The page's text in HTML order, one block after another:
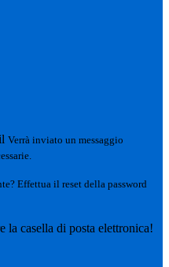
Verrà inviato un messaggio
Effettua il reset della password
la casella di posta elettronica!